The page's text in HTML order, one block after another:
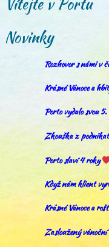
Novinky
Rozhovor s námi v
Krásné Vánoce a
Porto vydalo svou
Zkouška z
Porto slaví 4 roky
Když nám klient
Krásné Vánoce a
Zasloužený